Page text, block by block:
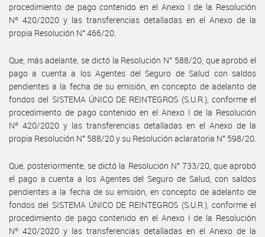
procedimiento de pago contenido en el Anexo I de la Resolución
Nº 420/2020 y las transferencias detalladas en el Anexo de la
propia Resolución N° 466/20.
Que, más adelante, se dictó la Resolución N° 588/20, que aprobó el
pago a cuenta a los Agentes del Seguro de Salud con saldos
pendientes a la fecha de su emisión, en concepto de adelanto de
fondos del SISTEMA ÚNICO DE REINTEGROS (S.U.R.), conforme el
procedimiento de pago contenido en el Anexo I de la Resolución
Nº 420/2020 y las transferencias detalladas en el Anexo de la
propia Resolución N° 588/20 y su Resolución aclaratoria N° 598/20.
Que, posteriormente, se dictó la Resolución N° 733/20, que aprobó
el pago a cuenta a los Agentes del Seguro de Salud, con saldos
pendientes a la fecha de su emisión, en concepto de adelanto de
fondos del SISTEMA ÚNICO DE REINTEGROS (S.U.R.), conforme el
procedimiento de pago contenido en el Anexo I de la Resolución
Nº 420/2020 y las transferencias detalladas en el Anexo de la